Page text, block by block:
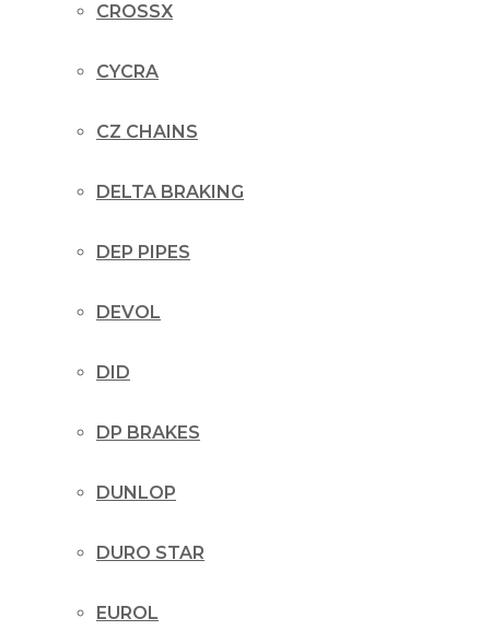
CROSSX
CYCRA
CZ CHAINS
DELTA BRAKING
DEP PIPES
DEVOL
DID
DP BRAKES
DUNLOP
DURO STAR
EUROL